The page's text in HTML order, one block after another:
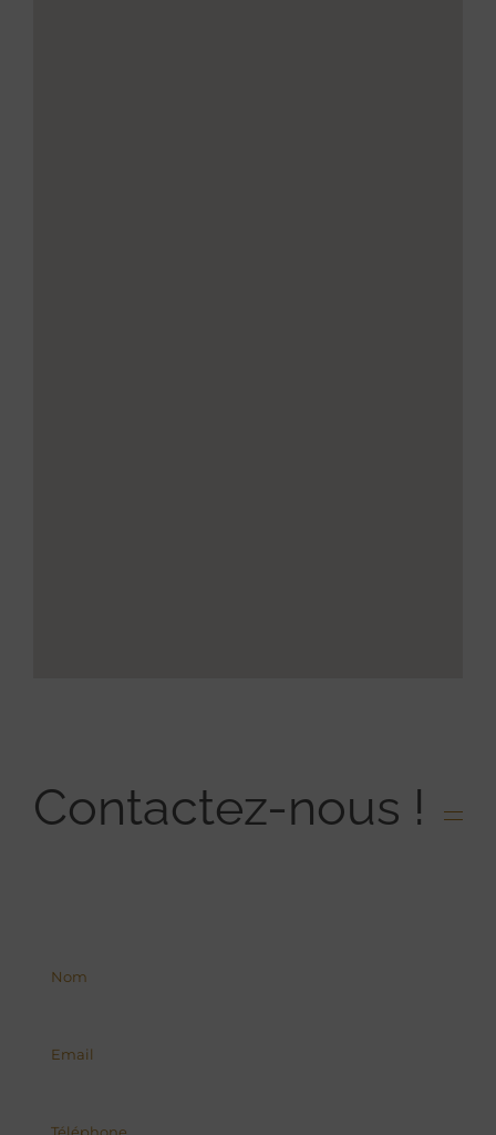
Contactez-nous !